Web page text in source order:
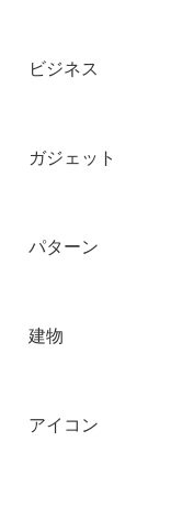
ビジネス
ガジェット
パターン
建物
アイコン